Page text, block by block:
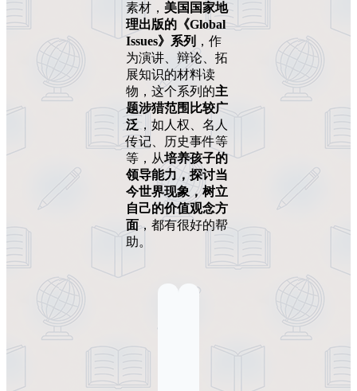
素材， 美国国家地
理出版的《Global
Issues》系列 ，作
为演讲、辩论、拓
展知识的材料读
物，这个系列的主
题涉猎范围比较广
泛 ，如人权、名人
传记、历史事件等
等，从培养孩子的
领导能力，探讨当
今世界现象，树立
自己的价值观念方
面，都有很好的帮
助。